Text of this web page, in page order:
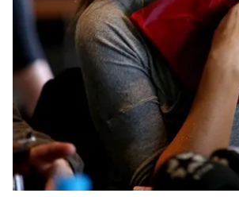
için Ayarlar butonuna tıklayabilir,
ziyaret edebilirsiniz.
6698 sayılı Kişisel Verilerin Korunması
hazırlanmış Aydınlatma Metnimizi
ilgili mevzuata uygun olarak kullanılan
almak için lütfentıklayınız